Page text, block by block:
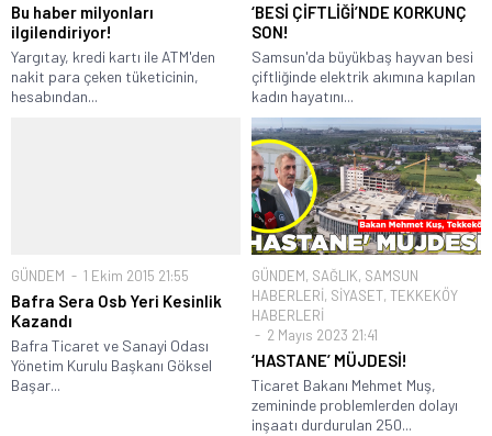
Bu haber milyonları
ilgilendiriyor!
Yargıtay, kredi kartı ile ATM'den
nakit para çeken tüketicinin,
hesabından...
‘BESİ ÇİFTLİĞİ’NDE KORKUNÇ
SON!
Samsun'da büyükbaş hayvan besi
çiftliğinde elektrik akımına kapılan
kadın hayatını...
GÜNDEM 1 Ekim 2015 21:55
Bafra Sera Osb Yeri Kesinlik
Kazandı
Bafra Ticaret ve Sanayi Odası
Yönetim Kurulu Başkanı Göksel
Başar...
GÜNDEM, SAĞLIK, SAMSUN
HABERLERİ, SİYASET, TEKKEKÖY
HABERLERİ
2 Mayıs 2023 21:41
‘HASTANE’ MÜJDESİ!
Ticaret Bakanı Mehmet Muş,
zemininde problemlerden dolayı
inşaatı durdurulan 250...